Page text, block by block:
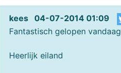
kees 04-07-2014 01:09
Fantastisch gelopen
Heerlijk eiland